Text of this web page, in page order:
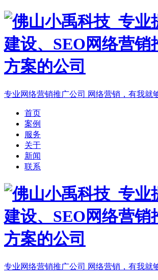
专业网络营销推广公司 网络营销，有我就
首页
案例
服务
关于
新闻
联系
专业网络营销推广公司 网络营销，有我就